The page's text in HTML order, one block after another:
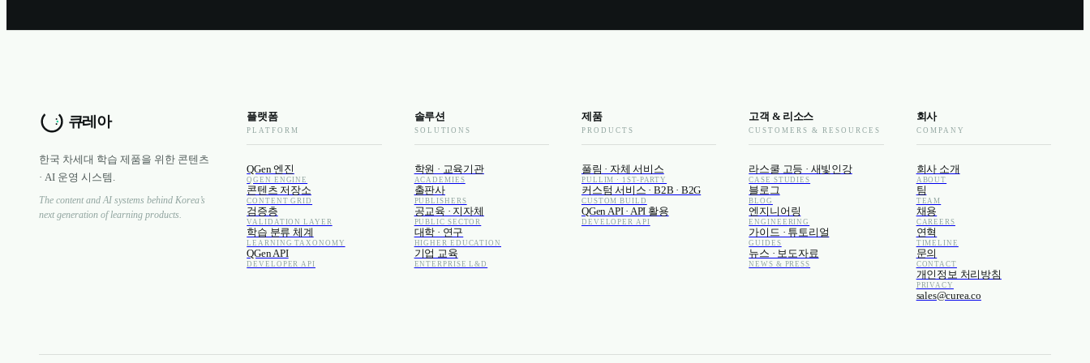
한국 차세대 학습 제품을 위한 콘텐츠
· AI 운영 시스템.
The content and AI systems behind Korea’s
next generation of learning products.
플랫폼
PLATFORM
QGen 엔진
QGEN ENGINE
콘텐츠 저장소
CONTENT GRID
검증층
VALIDATION LAYER
학습 분류 체계
LEARNING TAXONOMY
QGen API
DEVELOPER API
솔루션
SOLUTIONS
학원 · 교육기관
ACADEMIES
출판사
PUBLISHERS
공교육 · 지자체
PUBLIC SECTOR
대학 · 연구
HIGHER EDUCATION
기업 교육
ENTERPRISE L&D
제품
PRODUCTS
풀림 · 자체 서비스
PULLIM · 1ST-PARTY
커스텀 서비스 · B2B · B2G
CUSTOM BUILD
QGen API · API 활용
DEVELOPER API
고객 & 리소스
CUSTOMERS & RESOURCES
라스쿨 고등 · 새빛인강
CASE STUDIES
블로그
BLOG
엔지니어링
ENGINEERING
가이드 · 튜토리얼
GUIDES
뉴스 · 보도자료
NEWS & PRESS
회사
COMPANY
회사 소개
ABOUT
팀
TEAM
채용
CAREERS
연혁
TIMELINE
문의
CONTACT
개인정보 처리방침
PRIVACY
sales@curea.co